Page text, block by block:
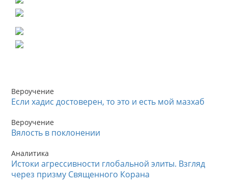
Вероучение
Если хадис достоверен, то это и есть мой мазхаб
Вероучение
Вялость в поклонении
Аналитика
Истоки агрессивности глобальной элиты. Взгляд
через призму Священного Корана